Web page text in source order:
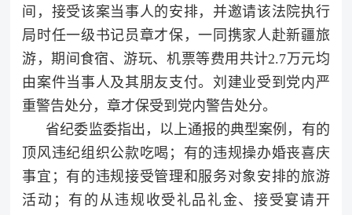
间，接受该案当事人的安排，并邀请该法院执行
局时任一级书记员章才保，一同携家人赴新疆旅
游，期间食宿、游玩、机票等费用共计2.7万元均
由案件当事人及其朋友支付。刘建业受到党内严
重警告处分，章才保受到党内警告处分。
省纪委监委指出，以上通报的典型案例，有的
顶风违纪组织公款吃喝；有的违规操办婚丧喜庆
事宜；有的违规接受管理和服务对象安排的旅游
活动；有的从违规收受礼品礼金、接受宴请开